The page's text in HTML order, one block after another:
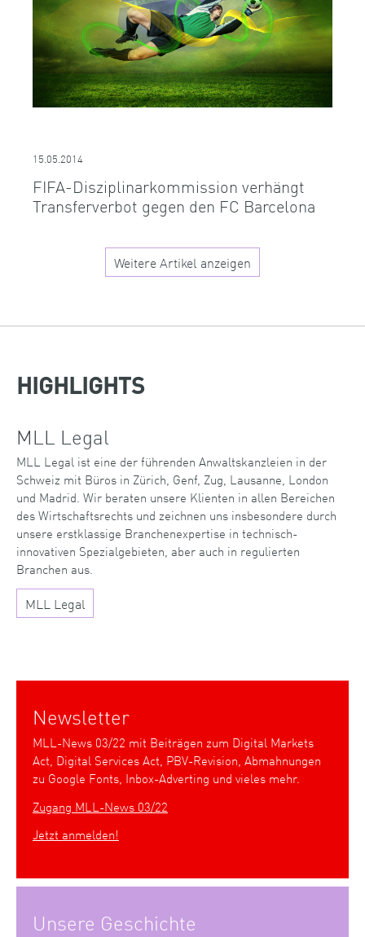
15.05.2014
FIFA-Disziplinarkommission verhängt
Transferverbot gegen den FC Barcelona
Weitere Artikel anzeigen
HIGHLIGHTS
MLL Legal
MLL Legal ist eine der führenden Anwaltskanzleien in der
Schweiz mit Büros in Zürich, Genf, Zug, Lausanne, London
und Madrid. Wir beraten unsere Klienten in allen Bereichen
des Wirtschaftsrechts und zeichnen uns insbesondere durch
unsere erstklassige Branchenexpertise in technisch-
innovativen Spezialgebieten, aber auch in regulierten
Branchen aus.
MLL Legal
Newsletter
MLL-News 03/22 mit Beiträgen zum Digital Markets
Act, Digital Services Act, PBV-Revision, Abmahnungen
zu Google Fonts, Inbox-Adverting und vieles mehr.
Zugang MLL-News 03/22
Jetzt anmelden!
Unsere Geschichte